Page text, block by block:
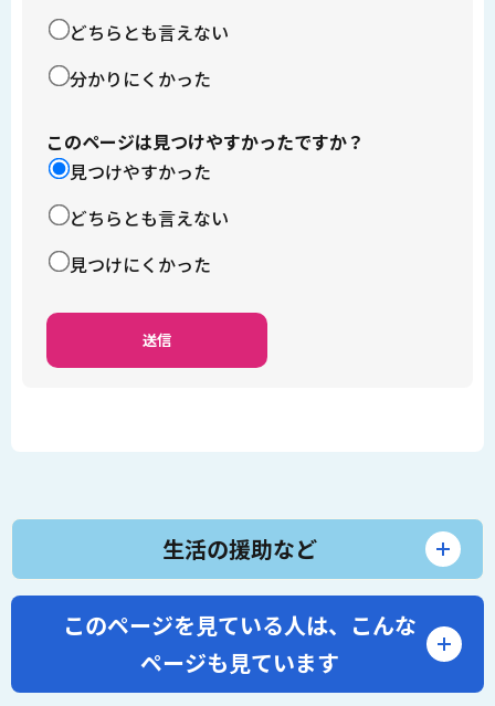
どちらとも言えない
分かりにくかった
このページは見つけやすかったですか？
見つけやすかった
どちらとも言えない
見つけにくかった
生活の援助など
このページを見ている人は、 こんな
ページも見ています